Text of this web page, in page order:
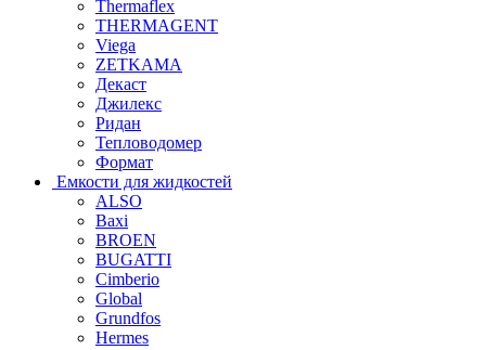
Thermaflex
THERMAGENT
Viega
ZETKAMA
Декаст
Джилекс
Ридан
Тепловодомер
Формат
Емкости для жидкостей
ALSO
Baxi
BROEN
BUGATTI
Cimberio
Global
Grundfos
Hermes